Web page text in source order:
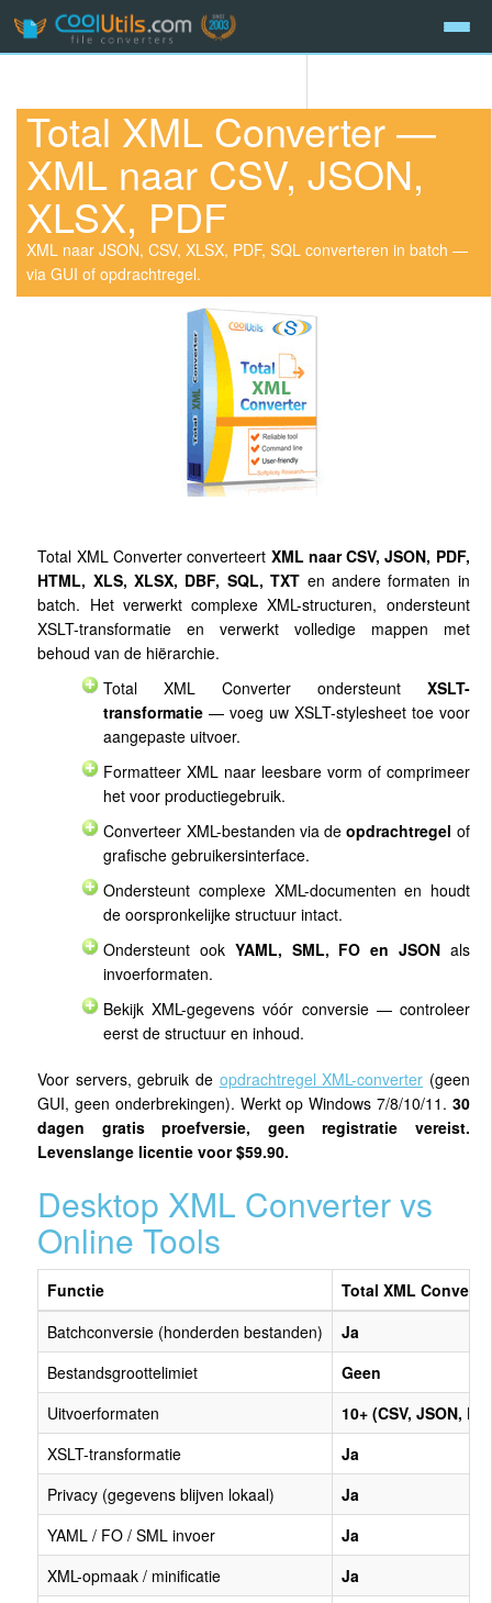
Total XML Converter —
XML naar CSV, JSON,
XLSX, PDF
XML naar JSON, CSV, XLSX, PDF, SQL converteren in batch —
via GUI of opdrachtregel.
Total XML Converter converteert XML naar CSV, JSON, PDF,
HTML, XLS, XLSX, DBF, SQL, TXT en andere formaten in
batch. Het verwerkt complexe XML-structuren, ondersteunt
XSLT-transformatie en verwerkt volledige mappen met
behoud van de hiërarchie.
Total XML Converter ondersteunt XSLT-
transformatie — voeg uw XSLT-stylesheet toe voor
aangepaste uitvoer.
Formatteer XML naar leesbare vorm of comprimeer
het voor productiegebruik.
Converteer XML-bestanden via deopdrachtregel of
grafische gebruikersinterface.
Ondersteunt complexe XML-documenten en houdt
de oorspronkelijke structuur intact.
Ondersteunt ook YAML, SML, FO en JSONals
invoerformaten.
Bekijk XML-gegevens vóór conversie — controleer
eerst de structuur en inhoud.
Voor servers, gebruik de opdrachtregel XML-converter (geen
GUI, geen onderbrekingen). Werkt op Windows 7/8/10/11. 30
dagen gratis proefversie, geen registratie vereist.
Levenslange licentie voor $59.90.
Desktop XML Converter vs
Online Tools
Functie
Total XML
Batchconversie (honderden bestanden)
Ja
Bestandsgroottelimiet
Geen
Uitvoerformaten
10+ (CSV, JSON,
XSLT-transformatie
Ja
Privacy (gegevens blijven lokaal)
Ja
YAML / FO / SML invoer
Ja
XML-opmaak / minificatie
Ja